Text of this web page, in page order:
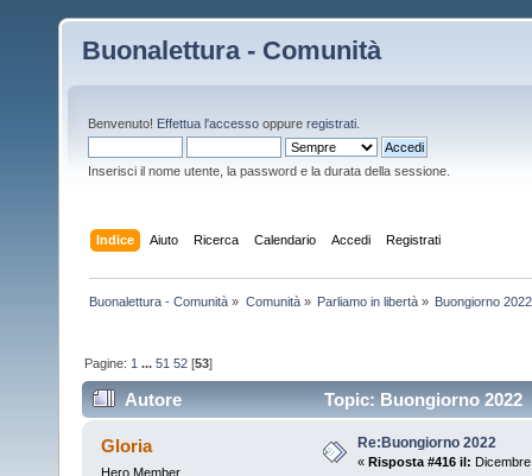
Buonalettura - Comunità
Benvenuto! Effettua l'accesso oppure registrati
Inserisci il nome utente, la password e la durata della sessione.
Indice Aiuto Ricerca Calendario Accedi Registrati
Buonalettura - Comunità » Comunità» Parliamo in libertà» Buongiorno 2022
Pagine: 1 ...51 52 [53]
Autore Topic: Buongiorno 2022
Gloria
Hero Member
Re:Buongiorno 2022
« Risposta #416 il: